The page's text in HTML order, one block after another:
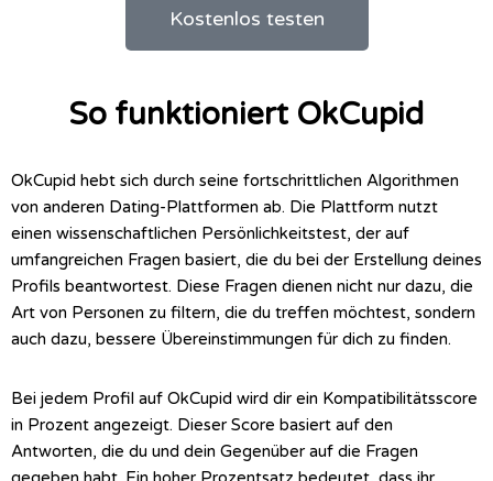
Kostenlos testen
So funktioniert OkCupid
OkCupid hebt sich durch seine fortschrittlichen Algorithmen
von anderen Dating-Plattformen ab. Die Plattform nutzt
einen wissenschaftlichen Persönlichkeitstest, der auf
umfangreichen Fragen basiert, die du bei der Erstellung deines
Profils beantwortest. Diese Fragen dienen nicht nur dazu, die
Art von Personen zu filtern, die du treffen möchtest, sondern
auch dazu, bessere Übereinstimmungen für dich zu finden.
Bei jedem Profil auf OkCupid wird dir ein Kompatibilitätsscore
in Prozent angezeigt. Dieser Score basiert auf den
Antworten, die du und dein Gegenüber auf die Fragen